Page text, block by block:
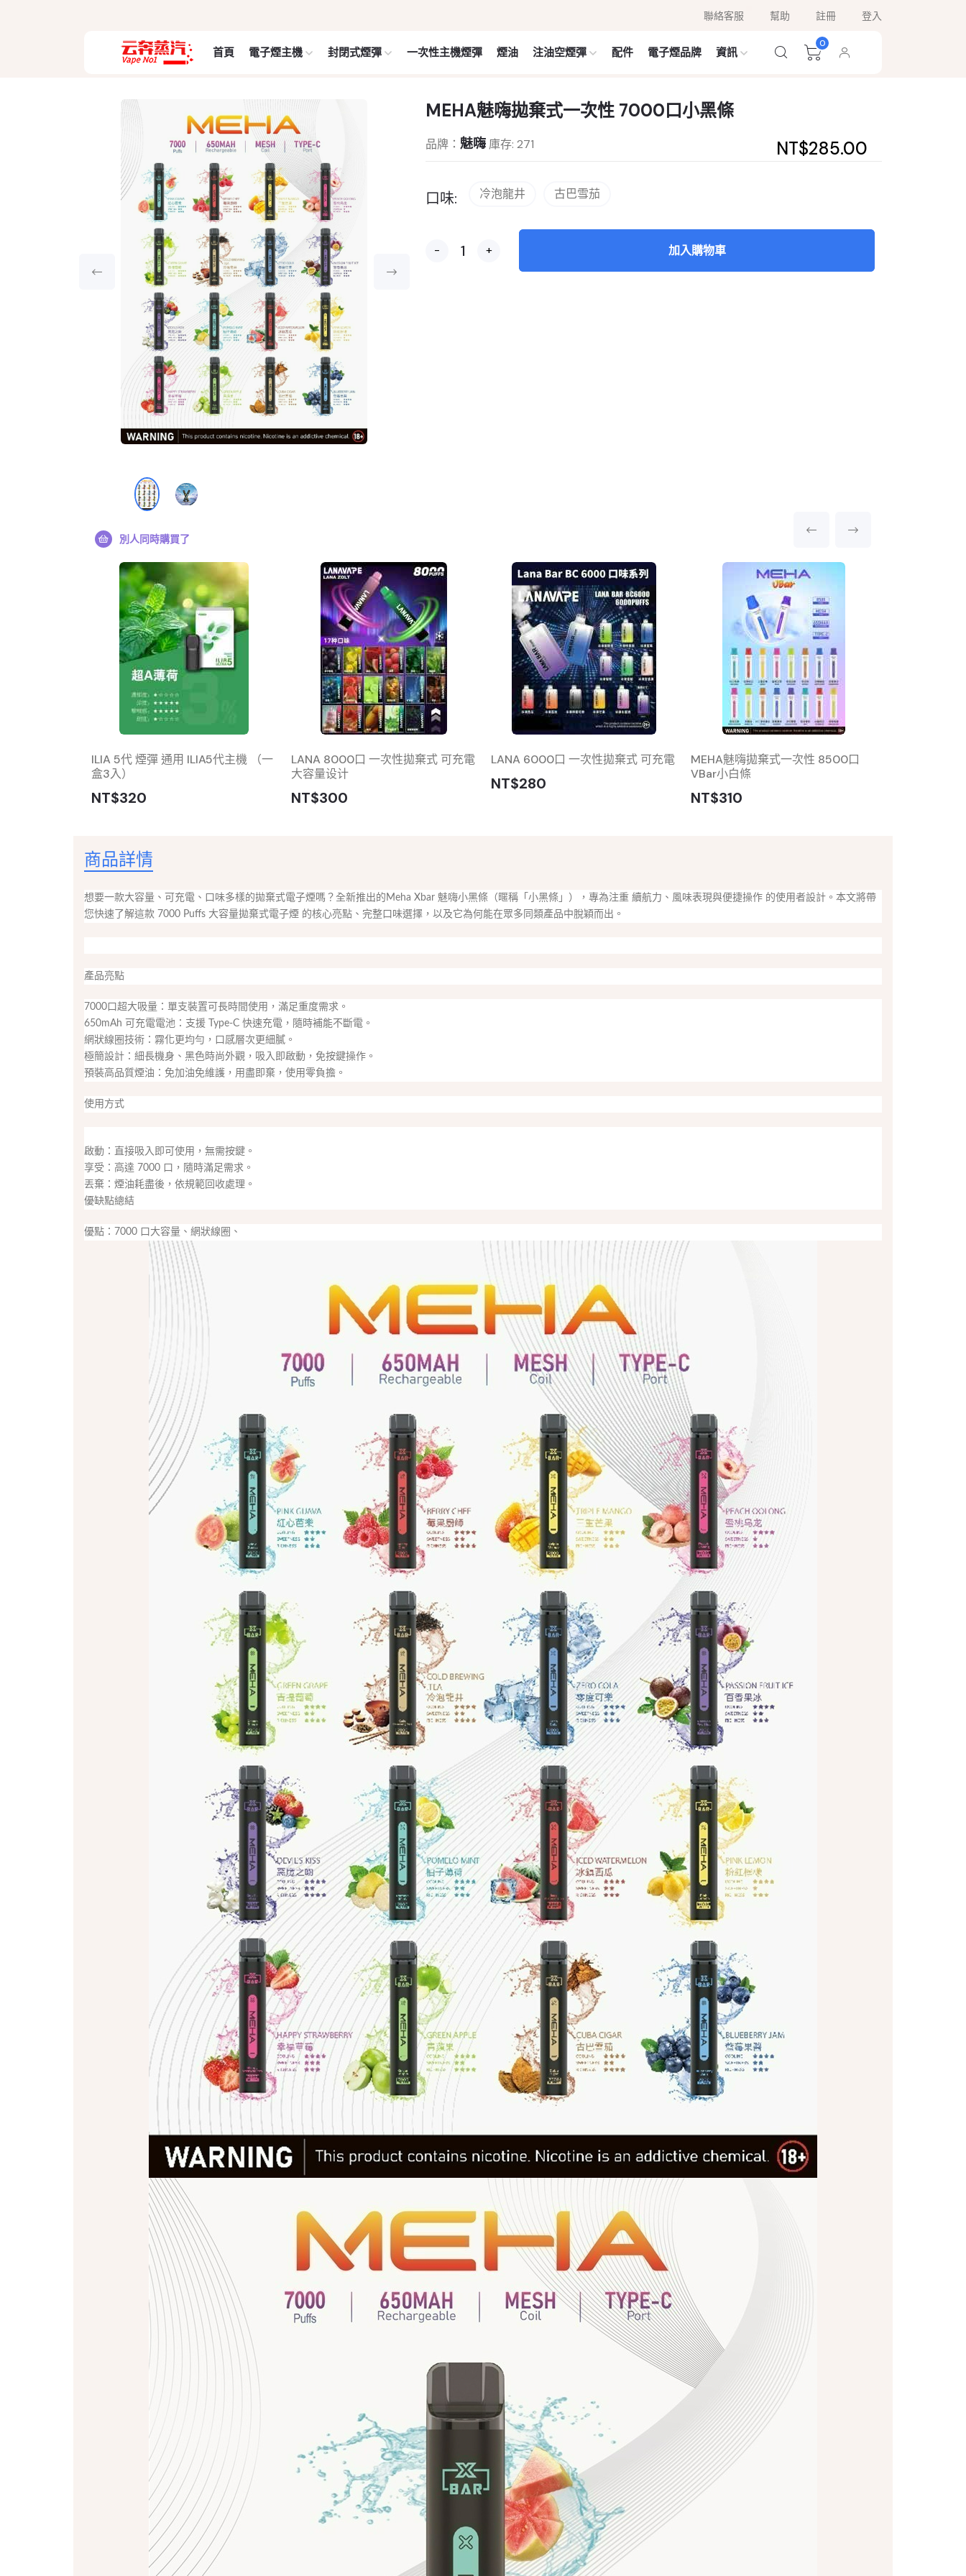
聯絡客服 幫助 註冊 登入
首頁 電子煙主機 封閉式煙彈 一次性主機煙彈 煙油 注油空煙彈 配件 電子煙品牌 資訊
0
MEHA魅嗨拋棄式一次性 7000口小黑條
品牌： 魅嗨 NT$285.00
庫存: 271
口味: 冷泡龍井 古巴雪茄
- + 加入購物車
別人同時購買了
ILIA 5代 煙彈 通用 ILIA5代主機 （一
盒3入）
NT$320
LANA 8000口 一次性拋棄式 可充電
大容量设计
NT$300
LANA 6000口 一次性拋棄式 可充電
NT$280
MEHA魅嗨拋棄式一次性 8500口
VBar小白條
NT$310
商品詳情
想要一款大容量、可充電、口味多樣的拋棄式電子煙嗎？全新推出的Meha Xbar 魅嗨小黑條（暱稱「小黑條」），專為注重 續航力、風味表現與便捷操作 的使用者設計。本文將帶
您快速了解這款 7000 Puffs 大容量拋棄式電子煙 的核心亮點、完整口味選擇，以及它為何能在眾多同類產品中脫穎而出。
產品亮點
7000口超大吸量：單支裝置可長時間使用，滿足重度需求。
650mAh 可充電電池：支援 Type-C 快速充電，隨時補能不斷電。
網狀線圈技術：霧化更均勻，口感層次更細膩。
極簡設計：細長機身、黑色時尚外觀，吸入即啟動，免按鍵操作。
預裝高品質煙油：免加油免維護，用盡即棄，使用零負擔。
使用方式
啟動：直接吸入即可使用，無需按鍵。
享受：高達 7000 口，隨時滿足需求。
丟棄：煙油耗盡後，依規範回收處理。
優缺點總結
優點：7000 口大容量、網狀線圈、